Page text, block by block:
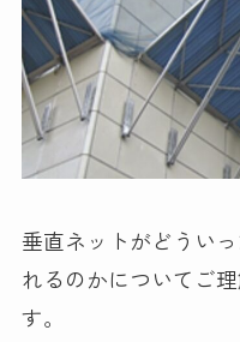
垂直ネットがどうい
れるのかについてご
す。